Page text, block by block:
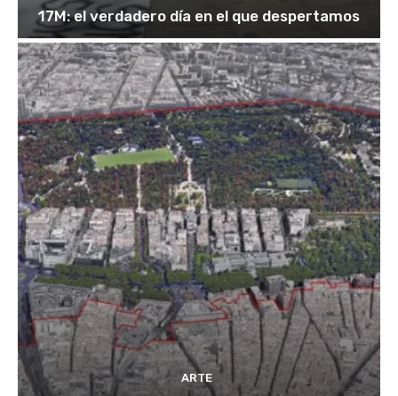
17M: el verdadero día en el que despertamos
ARTE